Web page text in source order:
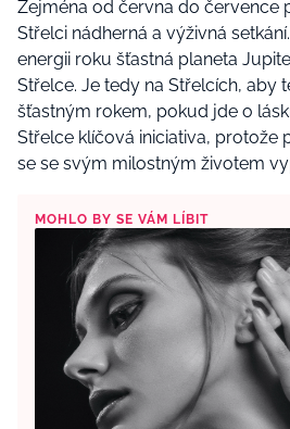
Zejména od června do července
Střelci nádherná a výživná
energii roku šťastná planeta
Střelce. Je tedy na Střelcích, aby
šťastným rokem, pokud jde o
Střelce klíčová iniciativa, protože
se se svým milostným životem
MOHLO BY SE VÁM LÍBIT